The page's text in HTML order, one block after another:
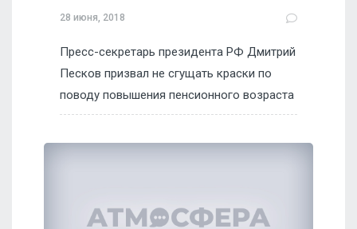
28 июня, 2018
Пресс-секретарь президента РФ Дмитрий
Песков призвал не сгущать краски по
поводу повышения пенсионного возраста